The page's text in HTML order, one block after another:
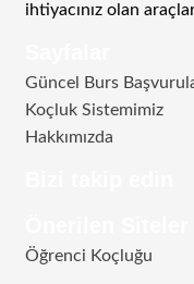
ihtiyacınız olan
Güncel Burs
Koçluk Sistemimiz
Hakkımızda
Öğrenci Koçluğu